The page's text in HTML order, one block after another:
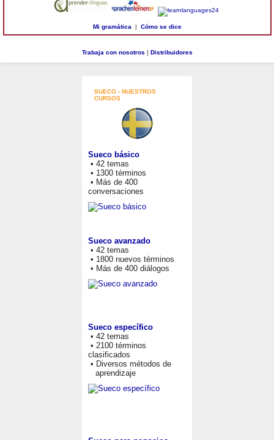
Mi gramática| Cómo se dice
Trabaja con nosotros Distribuidores
SUECO - NUESTROS
CURSOS
Sueco básico
• 42 temas
• 1300 términos
• Más de 400
conversaciones
Sueco avanzado
• 42 temas
• 1800 nuevos términos
• Más de 400 diálogos
Sueco específico
• 42 temas
• 2100 términos
clasificados
• Diversos métodos de
aprendizaje